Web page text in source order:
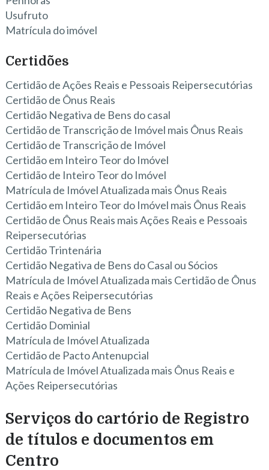
Usufruto
Matrícula do imóvel
Certidões
Certidão de Ações Reais e Pessoais Reipersecutórias
Certidão de Ônus Reais
Certidão Negativa de Bens do casal
Certidão de Transcrição de Imóvel mais Ônus Reais
Certidão de Transcrição de Imóvel
Certidão em Inteiro Teor do Imóvel
Certidão de Inteiro Teor do Imóvel
Matrícula de Imóvel Atualizada mais Ônus Reais
Certidão em Inteiro Teor do Imóvel mais Ônus Reais
Certidão de Ônus Reais mais Ações Reais e Pessoais
Reipersecutórias
Certidão Trintenária
Certidão Negativa de Bens do Casal ou Sócios
Matrícula de Imóvel Atualizada mais Certidão de Ônus
Reais e Ações Reipersecutórias
Certidão Negativa de Bens
Certidão Dominial
Matrícula de Imóvel Atualizada
Certidão de Pacto Antenupcial
Matrícula de Imóvel Atualizada mais Ônus Reais e
Ações Reipersecutórias
Serviços do cartório de Registro
de títulos e documentos em
Centro